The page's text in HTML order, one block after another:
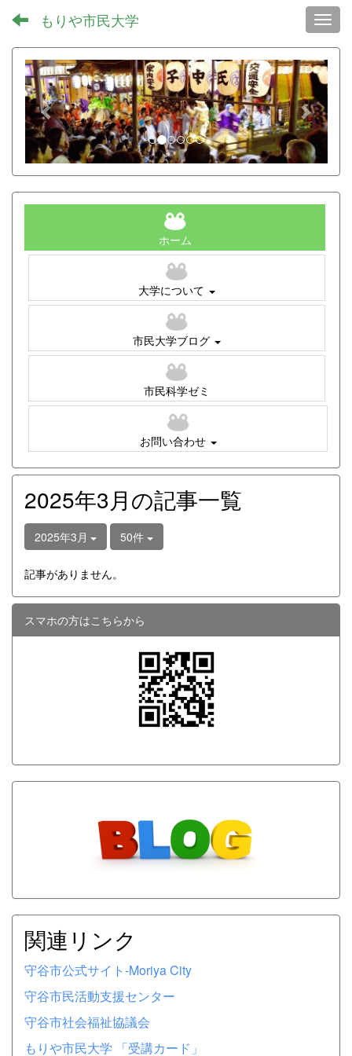
もりや市民大学
p
r
e
v
i
o
u
n
e
x
t
ホーム
大学について
市民大学ブログ
市民科学ゼミ
お問い合わせ
2025年3月の記事一覧
2025年3月 50件
記事がありません。
スマホの方はこちらから
関連リンク
守谷市公式サイト-Moriya City
守谷市民活動支援センター
守谷市社会福祉協議会
もりや市民大学 「受講カード」